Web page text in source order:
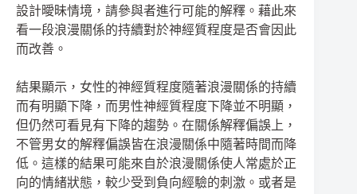
設計曖昧情境，請參與者進行可能的解釋。藉此來
看一段浪漫關係的持續對於神經質程度是否會因此
而改善。
結果顯示，女性的神經質程度隨著浪漫關係的持續
而有明顯下降，而男性神經質程度下降並不明顯，
但仍然可看見有下降的趨勢。在關係解釋偏誤上，
不管男女的解釋偏誤皆在浪漫關係中隨著時間而降
低。這樣的結果可能來自於浪漫關係使人常處於正
向的情緒狀態，較少受到負向經驗的刺激。或者是